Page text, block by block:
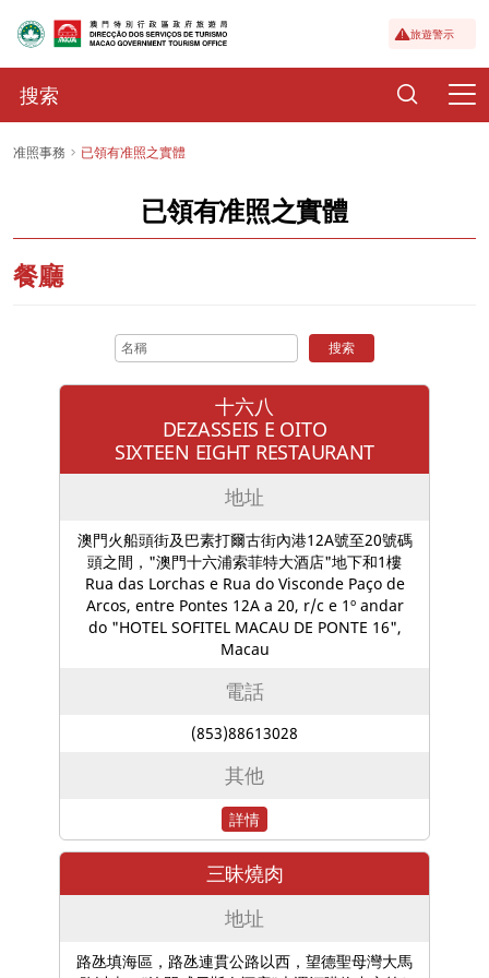
旅遊警示
准照事務 已領有准照之實體
已領有准照之實體
餐廳
搜索
十六八
DEZASSEIS E OITO
SIXTEEN EIGHT RESTAURANT
地址
澳門火船頭街及巴素打爾古街內港12A號至20號碼
頭之間，"澳門十六浦索菲特大酒店"地下和1樓
Rua das Lorchas e Rua do Visconde Paço de
Arcos, entre Pontes 12A a 20, r/c e 1º andar
do "HOTEL SOFITEL MACAU DE PONTE 16",
Macau
電話
(853)88613028
其他
詳情
三昧燒肉
地址
路氹填海區，路氹連貫公路以西，望德聖母灣大馬